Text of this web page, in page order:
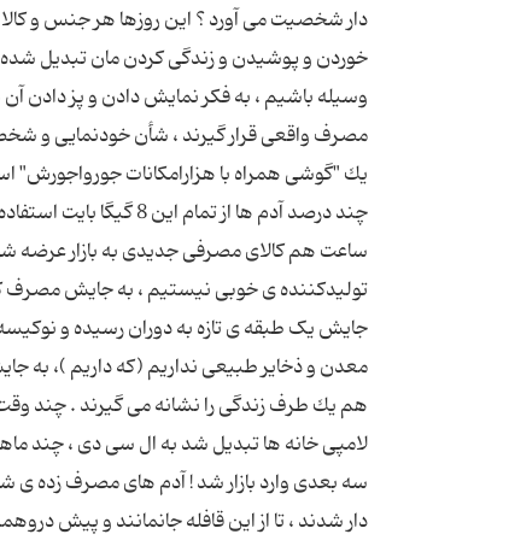
دار شخصیت می آورد ؟ این روزها هر جنس و
خوردن و پوشیدن و زندگی كردن مان تبدیل
وسیله باشیم ، به فكر نمایش دادن و پز دادن
مصرف واقعی قرار گیرند ، شأن خودنمایی و
چند درصد آدم ها از
ساعت هم كالای مصرفی جدیدی به بازار عرضه
تولیدكننده ی خوبی نیستیم ، به جایش مصرف
جایش یک طبقه ی تازه به دوران رسیده و
معدن و ذخایر طبیعی نداریم (كه داریم )، به
هم یك طرف زندگی را نشانه می گیرند . چند
لامپی خانه ها تبدیل شد به ال سی دی ، چند
سه بعدی وارد بازار شد ! آدم های مصرف زده
دار شدند ، تا از این قافله جانمانند و پیش